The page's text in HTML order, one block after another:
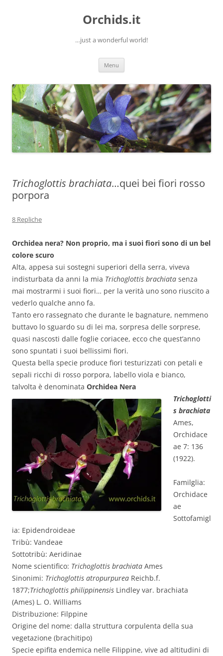
Orchids.it
…just a wonderful world!
Menu
Trichoglottis brachiata…quei bei fiori rosso
porpora
8 Repliche
Orchidea nera? Non proprio, ma i suoi fiori sono di un bel
colore scuro
Alta, appesa sui sostegni superiori della serra, viveva
indisturbata da anni la mia Trichoglottis brachiata senza
mai mostrarmi i suoi fiori… per la verità uno sono riuscito a
vederlo qualche anno fa.
Tanto ero rassegnato che durante le bagnature, nemmeno
buttavo lo sguardo su di lei ma, sorpresa delle sorprese,
quasi nascosti dalle foglie coriacee, ecco che quest’anno
sono spuntati i suoi bellissimi fiori.
Questa bella specie produce fiori testurizzati con petali e
sepali ricchi di rosso porpora, labello viola e bianco,
talvolta è denominata Orchidea Nera
Trichoglotti
s brachiata
Ames,
Orchidace
ae 7: 136
(1922).
Familglia:
Orchidace
ae
Sottofamigl
ia: Epidendroideae
Tribù: Vandeae
Sottotribù: Aeridinae
Nome scientifico: Trichoglottis brachiata Ames
Sinonimi: Trichoglottis atropurpurea Reichb.f.
1877;Trichoglottis philippinensis Lindley var. brachiata
(Ames) L. O. Williams
Distribuzione: Filppine
Origine del nome: dalla struttura corpulenta della sua
vegetazione (brachitipo)
Specie epifita endemica nelle Filippine, vive ad altitudini di